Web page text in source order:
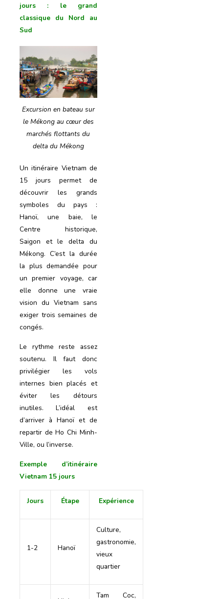
jours : le grand
classique du Nord au
Sud
Excursion en bateau sur
le Mékong au cœur des
marchés flottants du
delta du Mékong
Un itinéraire Vietnam de
15 jours permet de
découvrir les grands
symboles du pays :
Hanoï, une baie, le
Centre historique,
Saigon et le delta du
Mékong. C’est la durée
la plus demandée pour
un premier voyage, car
elle donne une vraie
vision du Vietnam sans
exiger trois semaines de
congés.
Le rythme reste assez
soutenu. Il faut donc
privilégier les vols
internes bien placés et
éviter les détours
inutiles. L’idéal est
d’arriver à Hanoï et de
repartir de Ho Chi Minh-
Ville, ou l’inverse.
Exemple d’itinéraire
Vietnam 15 jours
Jours Étape Expérience
1-2 Hanoï
Culture,
gastronomie,
vieux
quartier
Tam Coc,